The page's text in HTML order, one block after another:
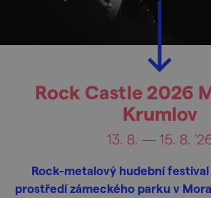
Rock Castle 2026
Krumlov
13. 8. — 15. 8.
Rock-metalový hudební
prostředí zámeckého parku v